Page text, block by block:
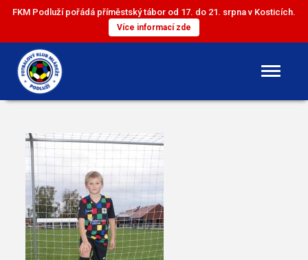
FKM Podluží pořádá příměstský tábor od 17. do 21. srpna v Kosticích.
Více informací zde
ST. ŽÁCI
ML. ŽÁCI
ST. PŘÍPRAVKA